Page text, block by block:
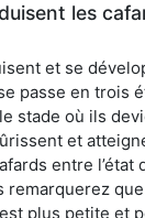
les
et se
passe en trois
stade où ils
et
entre l’état
remarquerez
plus petite et